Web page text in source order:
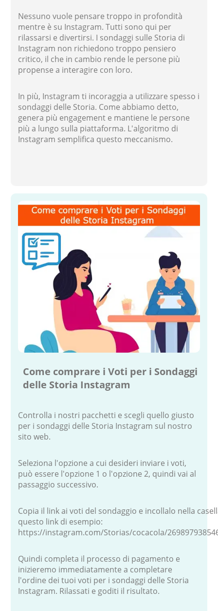
Nessuno vuole pensare troppo in profondità
mentre è su Instagram. Tutti sono qui per
rilassarsi e divertirsi. I sondaggi sulle Storia di
Instagram non richiedono troppo pensiero
critico, il che in cambio rende le persone più
propense a interagire con loro.
In più, Instagram ti incoraggia a utilizzare spesso i
sondaggi delle Storia. Come abbiamo detto,
genera più engagement e mantiene le persone
più a lungo sulla piattaforma. L'algoritmo di
Instagram semplifica questo meccanismo.
Come comprare i Voti per i Sondaggi
delle Storia Instagram
Controlla i nostri pacchetti e scegli quello giusto
per i sondaggi delle Storia Instagram sul nostro
sito web.
Seleziona l'opzione a cui desideri inviare i voti,
può essere l'opzione 1 o l'opzione 2, quindi vai al
passaggio successivo.
Copia il link ai voti del sondaggio e incollalo nella
questo link di esempio:
https://instagram.com/Storias/cocacola/
Quindi completa il processo di pagamento e
inizieremo immediatamente a completare
l'ordine dei tuoi voti per i sondaggi delle Storia
Instagram. Rilassati e goditi il risultato.